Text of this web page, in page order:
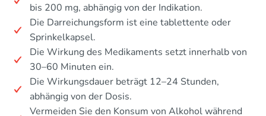
bis 200 mg, abhängig von der Indikation.
Die Darreichungsform ist eine tablettente oder
Sprinkelkapsel.
Die Wirkung des Medikaments setzt innerhalb von
30–60 Minuten ein.
Die Wirkungsdauer beträgt 12–24 Stunden,
abhängig von der Dosis.
Vermeiden Sie den Konsum von Alkohol während